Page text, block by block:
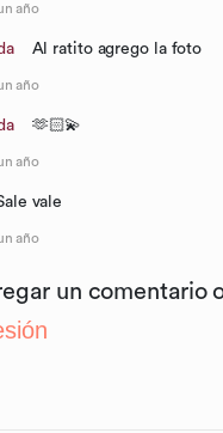
año
Al ratito agrego la foto
año
🫶🏻💫
año
vale
año
un comentario